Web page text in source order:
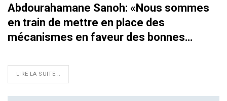
Abdourahamane Sanoh: «Nous sommes
en train de mettre en place des
mécanismes en faveur des bonnes…
LIRE LA SUITE...